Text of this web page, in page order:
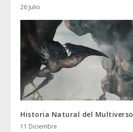
26 Julio
Historia Natural del Multiverso
11 Diciembre